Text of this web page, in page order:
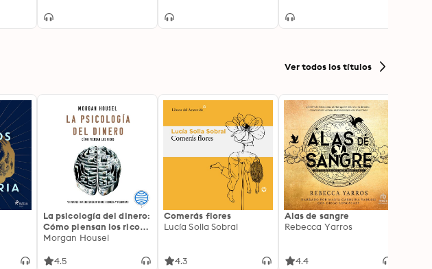
Antiques Roadshow
Ver todos los títulos
La psicología del dinero:
Cómo piensan los ricos:
18 claves imperecederas
Morgan Housel
4.5
Comerás flores
Lucía Solla Sobral
4.3
Alas de sangre
Rebecca Yarros
4.4